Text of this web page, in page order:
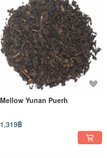
Mellow Yunan Puerh
1,319฿